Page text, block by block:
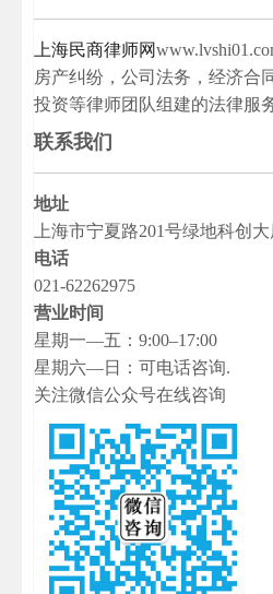
上海民商律师网
房产纠纷，公司法务，经济合
投资等律师团队组建的法律服
联系我们
地址
上海市宁夏路201号绿地科创
电话
021-62262975
营业时间
星期一—五：9:00–17:00
星期六—日：可电话咨询.
关注微信公众号在线咨询